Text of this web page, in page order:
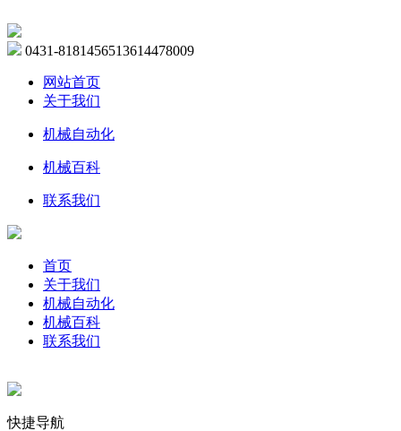
0431-8181456513614478009
网站首页
关于我们
机械自动化
机械百科
联系我们
首页
关于我们
机械自动化
机械百科
联系我们
快捷导航